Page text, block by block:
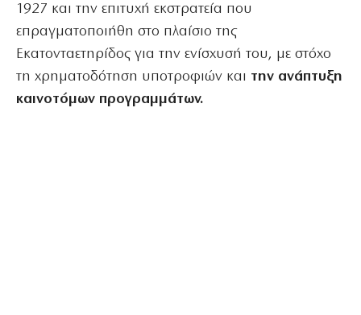
1927 και την επιτυχή εκστρατεία που
επραγματοποιήθη στο πλαίσιο της
Εκατονταετηρίδος για την ενίσχυσή του, με στόχο
τη χρηματοδότηση υποτροφιών και την ανάπτυξη
καινοτόμων προγραμμάτων.